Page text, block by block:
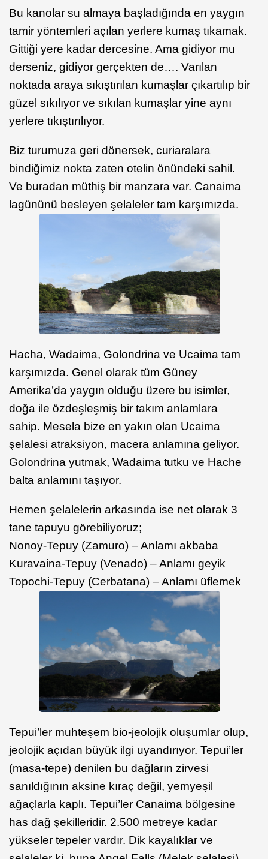
Bu kanolar su almaya başladığında en yaygın
tamir yöntemleri açılan yerlere kumaş tıkamak.
Gittiği yere kadar dercesine. Ama gidiyor mu
derseniz, gidiyor gerçekten de…. Varılan
noktada araya sıkıştırılan kumaşlar çıkartılıp bir
güzel sıkılıyor ve sıkılan kumaşlar yine aynı
yerlere tıkıştırılıyor.
Biz turumuza geri dönersek, curiaralara
bindiğimiz nokta zaten otelin önündeki sahil.
Ve buradan müthiş bir manzara var. Canaima
lagününü besleyen şelaleler tam karşımızda.
Hacha, Wadaima, Golondrina ve Ucaima tam
karşımızda. Genel olarak tüm Güney
Amerika’da yaygın olduğu üzere bu isimler,
doğa ile özdeşleşmiş bir takım anlamlara
sahip. Mesela bize en yakın olan Ucaima
şelalesi atraksiyon, macera anlamına geliyor.
Golondrina yutmak, Wadaima tutku ve Hache
balta anlamını taşıyor.
Hemen şelalelerin arkasında ise net olarak 3
tane tapuyu görebiliyoruz;
Nonoy-Tepuy (Zamuro) – Anlamı akbaba
Kuravaina-Tepuy (Venado) – Anlamı geyik
Topochi-Tepuy (Cerbatana) – Anlamı üflemek
Tepui’ler muhteşem bio-jeolojik oluşumlar olup,
jeolojik açıdan büyük ilgi uyandırıyor. Tepui’ler
(masa-tepe) denilen bu dağların zirvesi
sanıldığının aksine kıraç değil, yemyeşil
ağaçlarla kaplı. Tepui’ler Canaima bölgesine
has dağ şekilleridir. 2.500 metreye kadar
yükseler tepeler vardır. Dik kayalıklar ve